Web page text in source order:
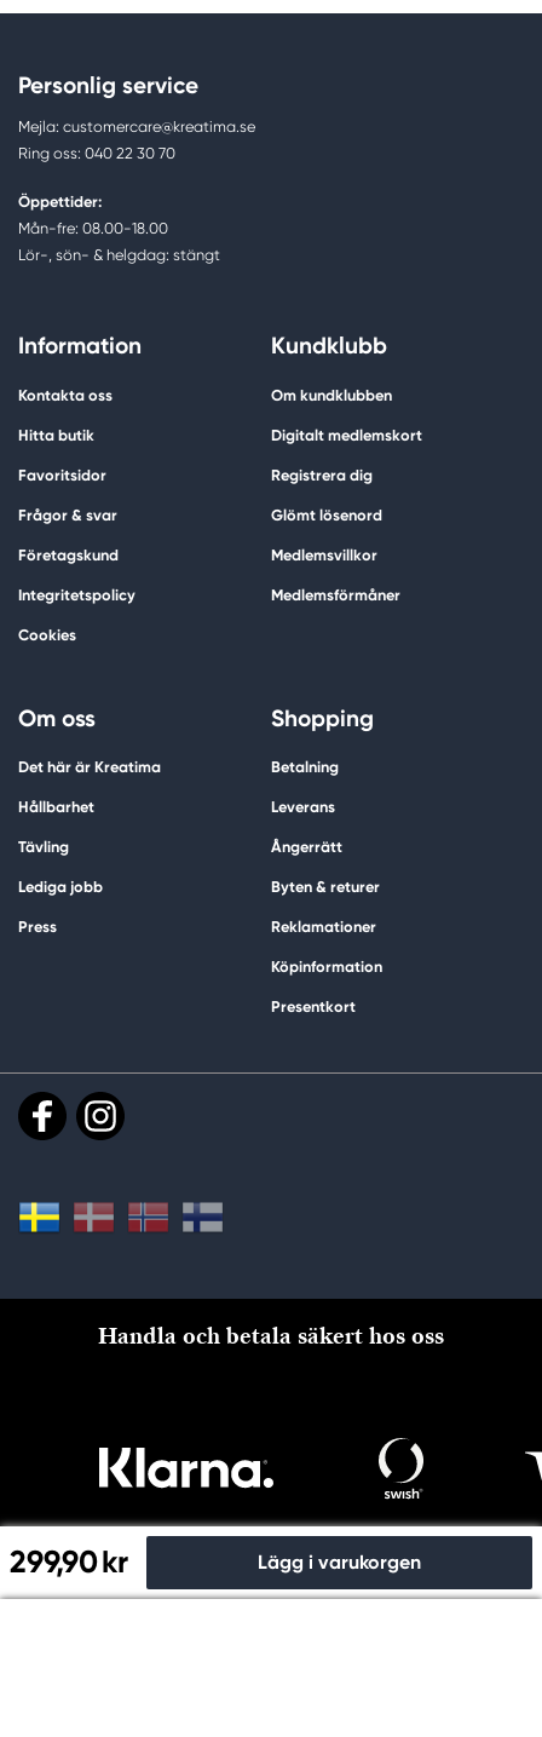
299,90 kr Lägg i varukorgen
Personlig service
Mejla: customercare@kreatima.se
Ring oss: 040 22 30 70
Öppettider:
Mån-fre: 08.00-18.00
Lör-, sön- & helgdag: stängt
Information
Kontakta oss
Hitta butik
Favoritsidor
Frågor & svar
Företagskund
Integritetspolicy
Cookies
Kundklubb
Om kundklubben
Digitalt medlemskort
Registrera dig
Glömt lösenord
Medlemsvillkor
Medlemsförmåner
Om oss
Det här är Kreatima
Hållbarhet
Tävling
Lediga jobb
Press
Shopping
Betalning
Leverans
Ångerrätt
Byten & returer
Reklamationer
Köpinformation
Presentkort
Handla och betala säkert hos oss